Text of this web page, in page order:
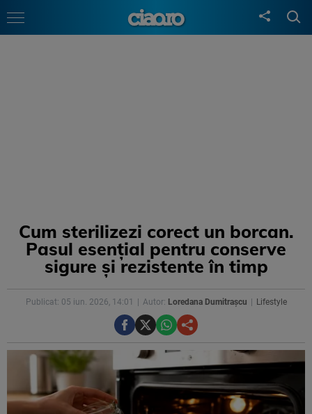
Cum sterilizezi corect un borcan.
Pasul esențial pentru conserve
sigure și rezistente în timp
Publicat: 05 iun. 2026, 14:01 Autor: Loredana Dumitrașcu Lifestyle